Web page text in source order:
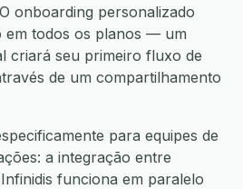
onboarding personalizado
em todos os planos — um
criará seu primeiro fluxo de
de um compartilhamento
para equipes de
a integração entre
funciona em paralelo